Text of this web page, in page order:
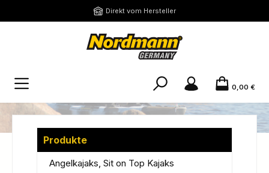
Zum Hauptinhalt springen Direkt vom Hersteller
0,00 €
Produkte
Angelkajaks, Sit on Top Kajaks